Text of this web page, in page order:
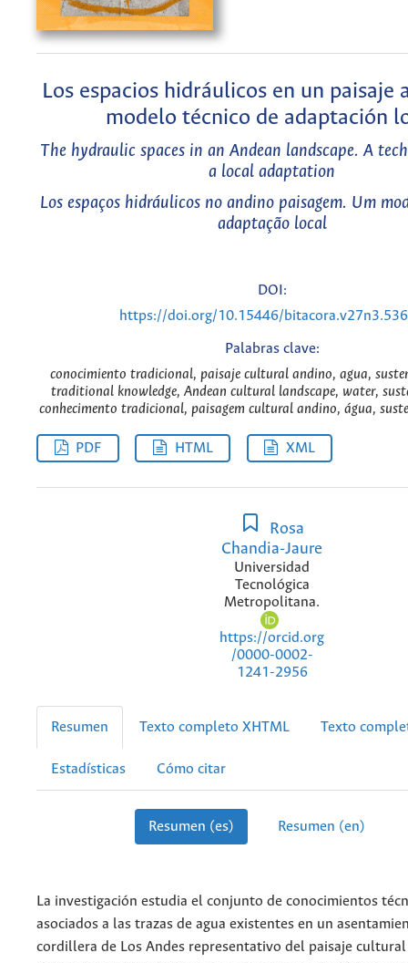
Los espacios hidráulicos en un paisaje
modelo técnico de adaptación
The hydraulic spaces in an Andean landscape. A
a local adaptation
Los espaços hidráulicos no andino paisagem. Um
adaptação local
DOI:
https://doi.org/10.15446/
Palabras clave:
conocimiento tradicional, paisaje cultural andino, agua,
traditional knowledge, Andean cultural landscape, water,
conhecimento tradicional, paisagem cultural andino, água,
PDF HTML XML
Rosa
Chandia-Jaure
Universidad
Tecnológica
Metropolitana.
https://orcid.org
/0000-0002-
1241-2956
Resumen Texto completo XHTML Texto
Estadísticas Cómo citar
Resumen (es) Resumen (en)
La investigación estudia el conjunto de conocimientos
asociados a las trazas de agua existentes en un
cordillera de Los Andes representativo del paisaje